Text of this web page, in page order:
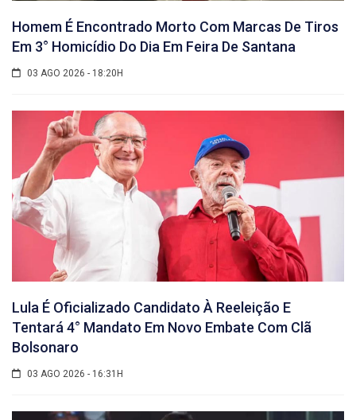
Homem É Encontrado Morto Com Marcas De Tiros
Em 3° Homicídio Do Dia Em Feira De Santana
03 AGO 2026 - 18:20H
Lula É Oficializado Candidato À Reeleição E
Tentará 4° Mandato Em Novo Embate Com Clã
Bolsonaro
03 AGO 2026 - 16:31H